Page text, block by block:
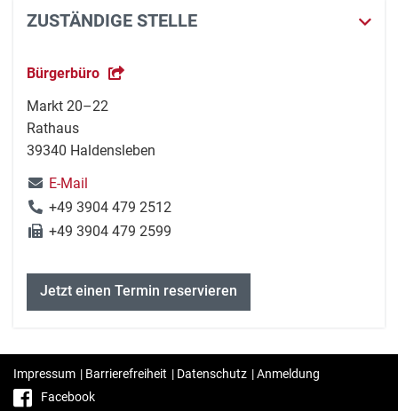
ZUSTÄNDIGE STELLE
Bürgerbüro
Markt 20–22
Rathaus
39340 Haldensleben
E-Mail
+49 3904 479 2512
+49 3904 479 2599
Jetzt einen Termin reservieren
Impressum | Barrierefreiheit | Datenschutz |Anmeldung
Facebook